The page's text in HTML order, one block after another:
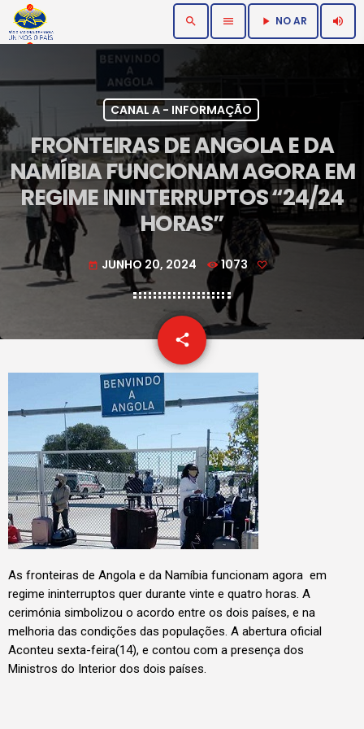
search menu play_arrow NO AR volume_up
CANAL A - INFORMAÇÃO
FRONTEIRAS DE ANGOLA E DA
NAMÍBIA FUNCIONAM AGORA EM
REGIME ININTERRUPTOS “24/24
HORAS”
today JUNHO 20, 2024 1073
share
email
As fronteiras de Angola e da Namíbia funcionam agora em
regime ininterruptos quer durante vinte e quatro horas. A
cerimónia simbolizou o acordo entre os dois países, e na
melhoria das condições das populações. A abertura oficial
Aconteu sexta-feira(14), e contou com a presença dos
Ministros do Interior dos dois países.